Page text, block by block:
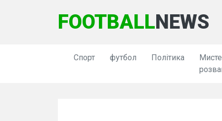
FOOTBALLNEWS
Спорт футбол Політика